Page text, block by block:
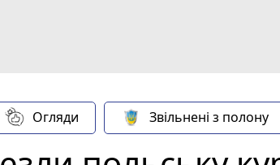
Огляди Звільнені з полону